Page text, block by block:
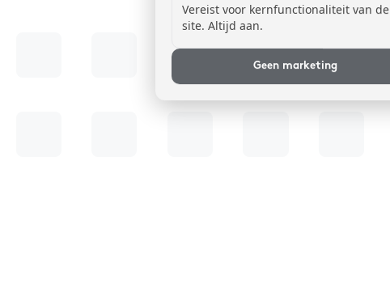
Vereist voor kernfunctionaliteit van de
site. Altijd aan.
Geen marketing